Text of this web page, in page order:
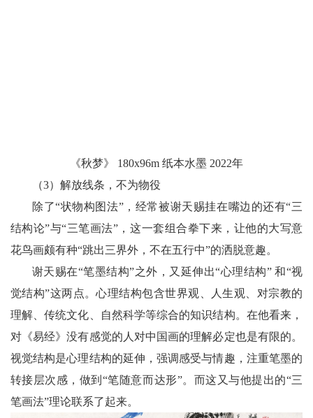
《秋梦》 180x96m 纸本水墨 2022年
（3）解放线条，不为物役
除了“状物构图法”，经常被谢天赐挂在嘴边的还有“三
结构论”与“三笔画法”，这一套组合拳下来，让他的大写意
花鸟画颇有种“跳出三界外，不在五行中”的洒脱意趣。
谢天赐在“笔墨结构”之外，又延伸出“心理结构” 和“视
觉结构”这两点。心理结构包含世界观、人生观、对宗教的
理解、传统文化、自然科学等综合的知识结构。在他看来，
对《易经》没有感觉的人对中国画的理解必定也是有限的。
视觉结构是心理结构的延伸，强调感受与情趣，注重笔墨的
转接层次感，做到“笔随意而达形”。而这又与他提出的“三
笔画法”理论联系了起来。